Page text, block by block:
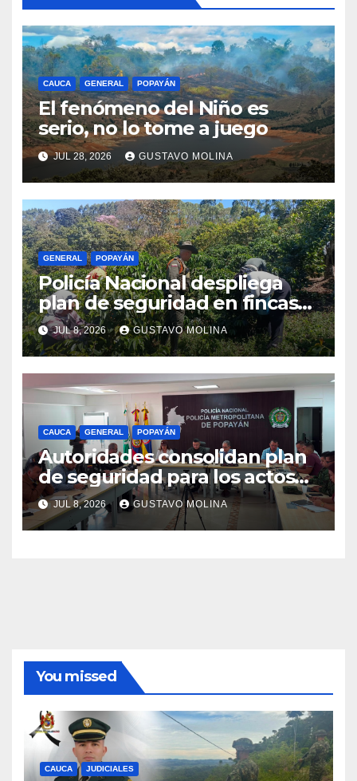
CAUCA GENERAL POPAYÁN
El fenómeno del Niño es
serio, no lo tome a juego
JUL 28, 2026 GUSTAVO MOLINA
GENERAL POPAYÁN
Policía Nacional despliega
plan de seguridad en fincas
cafeteras para proteger a
productores de Popayán
JUL 8, 2026 GUSTAVO MOLINA
CAUCA GENERAL POPAYÁN
Autoridades consolidan plan
de seguridad para los actos
conmemorativos del 20 de
julio
JUL 8, 2026 GUSTAVO MOLINA
You missed
CAUCA JUDICIALES